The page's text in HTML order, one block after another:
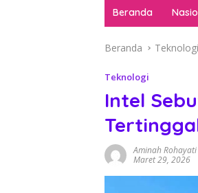
Beranda
Beranda Teknologi
Teknologi
Intel
Aminah Rohayati
Maret 29, 2026